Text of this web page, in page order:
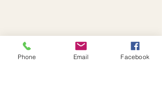
Phone Email Facebook